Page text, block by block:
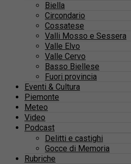
Biella
Circondario
Cossatese
Valli Mosso e Sessera
Valle Elvo
Valle Cervo
Basso Biellese
Fuori provincia
Eventi & Cultura
Piemonte
Meteo
Video
Podcast
Delitti e castighi
Gocce di Memoria
Rubriche